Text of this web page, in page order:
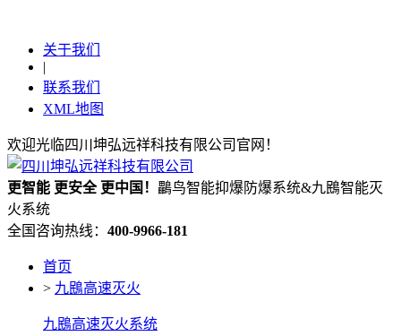
关于我们
|
联系我们
XML地图
欢迎光临四川坤弘远祥科技有限公司官网！
更智能 更安全更中国！ 鸓鸟智能抑爆防爆系统&九鴖智能灭
火系统
全国咨询热线： 400-9966-181
首页
> 九鴖高速灭火
九鴖高速灭火系统